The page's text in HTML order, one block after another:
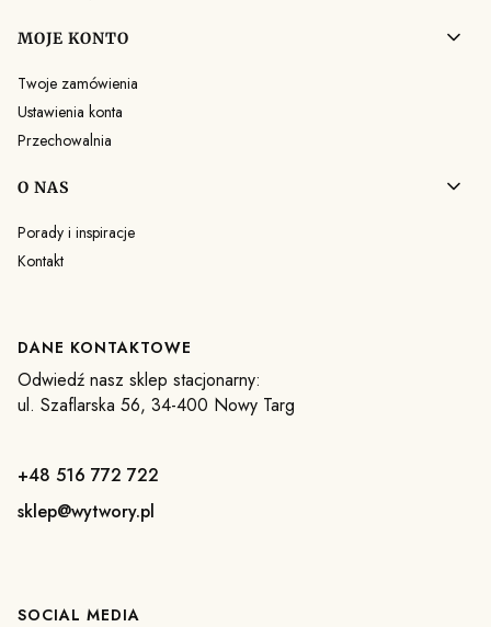
MOJE KONTO
Twoje zamówienia
Ustawienia konta
Przechowalnia
O NAS
Porady i inspiracje
Kontakt
DANE KONTAKTOWE
Odwiedź nasz sklep stacjonarny:
ul. Szaflarska 56, 34-400 Nowy Targ
+48 516 772 722
sklep@wytwory.pl
SOCIAL MEDIA